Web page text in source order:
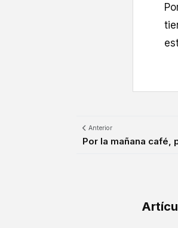
Anterior
Por la mañana café,